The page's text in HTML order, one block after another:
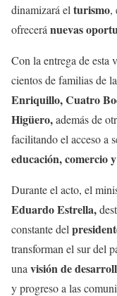
dinamizará el turismo,
ofrecerá nuevas
Con la entrega de esta
cientos de familias de
Enriquillo, Cuatro
Higüero,además de
facilitando el acceso a
educación, comercio
Durante el acto, el
Eduardo Estrella,
constante del
transforman el sur del
una visión de
y progreso a las